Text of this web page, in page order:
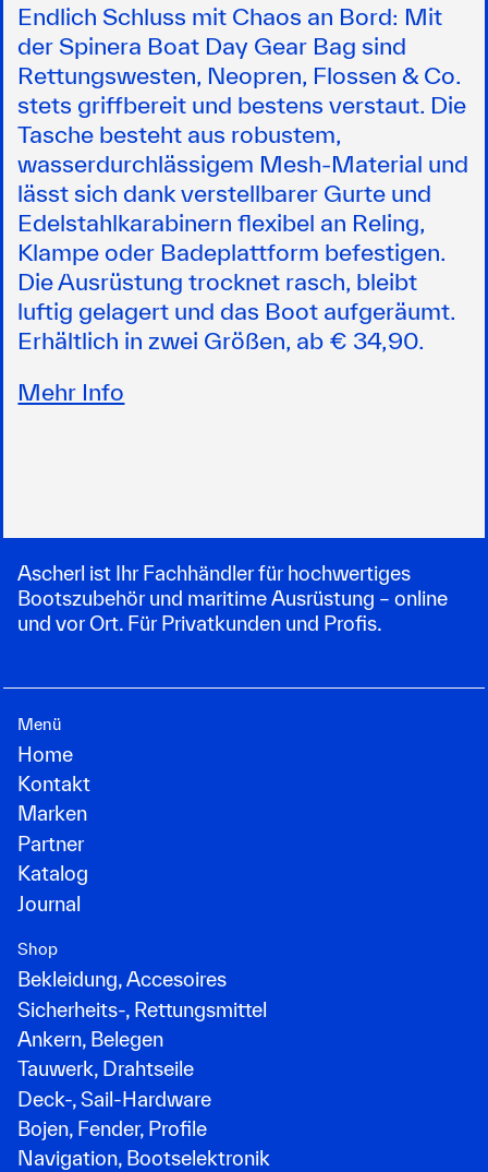
Endlich Schluss mit Chaos an Bord: Mit
der Spinera Boat Day Gear Bag sind
Rettungswesten, Neopren, Flossen & Co.
stets griffbereit und bestens verstaut. Die
Tasche besteht aus robustem,
wasserdurchlässigem Mesh-Material und
lässt sich dank verstellbarer Gurte und
Edelstahlkarabinern flexibel an Reling,
Klampe oder Badeplattform befestigen.
Die Ausrüstung trocknet rasch, bleibt
luftig gelagert und das Boot aufgeräumt.
Erhältlich in zwei Größen, ab € 34,90.
Mehr Info
Ascherl ist Ihr Fachhändler für hochwertiges
Bootszubehör und maritime Ausrüstung – online
und vor Ort. Für Privatkunden und Profis.
Menü
Home
Kontakt
Marken
Partner
Katalog
Journal
Shop
Bekleidung, Accesoires
Sicherheits-, Rettungsmittel
Ankern, Belegen
Tauwerk, Drahtseile
Deck-, Sail-Hardware
Bojen, Fender, Profile
Navigation, Bootselektronik